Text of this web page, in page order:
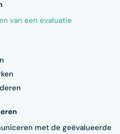
van een evaluatie
met de geëvalueerde